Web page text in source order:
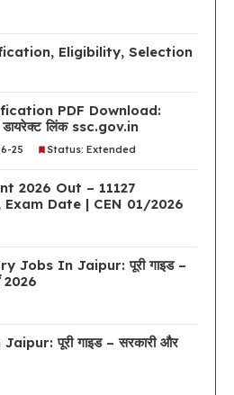
Eligibility, Selection
PDF Download:
डायरेक्ट लिंक ssc.gov.in
25 Status: Extended
2026 Out – 11127
Date | CEN 01/2026
Jobs In Jaipur: पूरी गाइड –
2026
पूरी गाइड – सरकारी और